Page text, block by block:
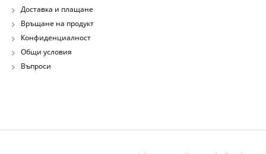
Доставка и плащане
Връщане на продукт
Конфиденциалност
Общи условия
Въпроси